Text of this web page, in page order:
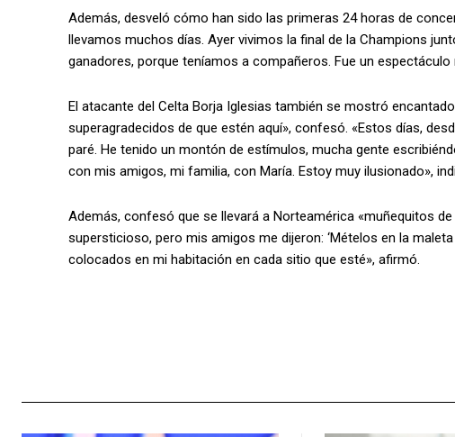
Además, desveló cómo han sido las primeras 24 horas de
llevamos muchos días. Ayer vivimos la final de la Champions
ganadores, porque teníamos a compañeros. Fue un
El atacante del Celta Borja Iglesias también se mostró
superagradecidos de que estén aquí», confesó. «Estos días,
paré. He tenido un montón de estímulos, mucha gente
con mis amigos, mi familia, con María. Estoy muy ilusionado»,
Además, confesó que se llevará a Norteamérica «muñequitos
supersticioso, pero mis amigos me dijeron: ‘Mételos en la
colocados en mi habitación en cada sitio que esté», afirmó.